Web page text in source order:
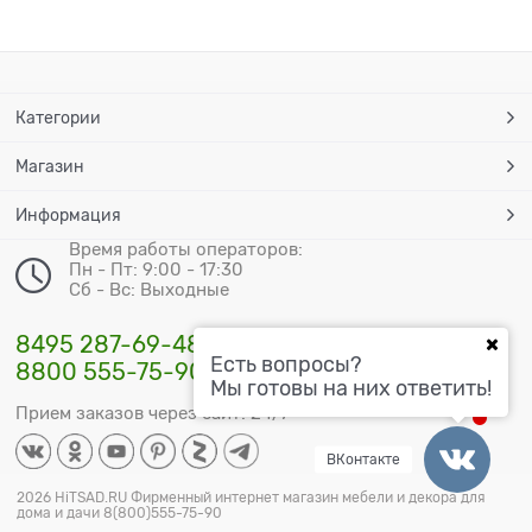
Категории
Магазин
Информация
Время работы операторов:
Пн - Пт: 9:00 - 17:30
Сб - Вс: Выходные
8495 287-69-48
8800 555-75-90
Прием заказов через сайт: 24/7
2026 HiTSAD.RU Фирменный интернет магазин мебели и декора для
дома и дачи 8(800)555-75-90
Есть вопросы?
Мы готовы на них ответить!
ВКонтакте